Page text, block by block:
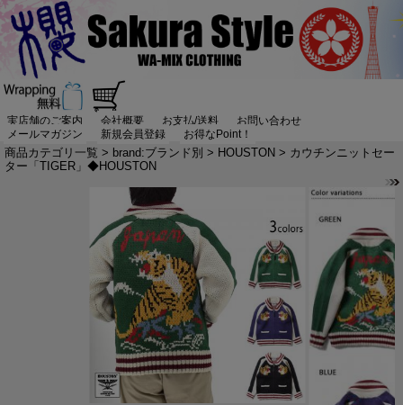
実店舗のご案内 会社概要 お支払/送料
お問い合わせ
メールマガジン
新規会員登録 お得なPoint！
商品カテゴリ一覧 > brand:ブランド別 > HOUSTON > カウチンニットセー
ター「TIGER」◆HOUSTON